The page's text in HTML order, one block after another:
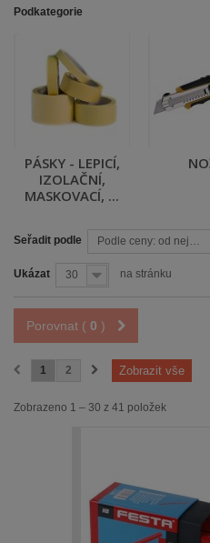
Podkategorie
PÁSKY - LEPICÍ,
IZOLAČNÍ,
MASKOVACÍ, ...
Seřadit podle Podle ceny: od nejnižší
Ukázat 30 na stránku
Porovnat ( 0 )
Zobrazit vše
1 2
Zobrazeno 1 – 30 z 41 položek